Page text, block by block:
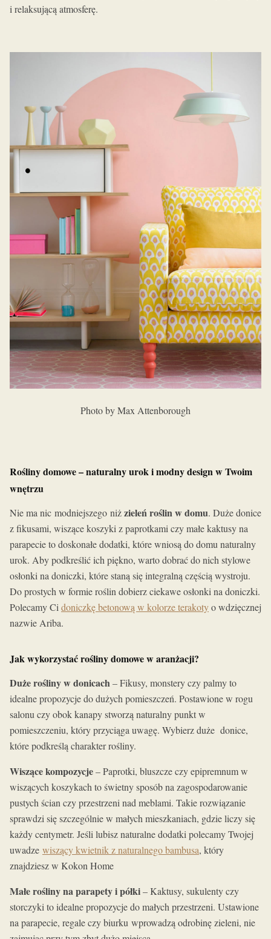
i relaksującą atmosferę.
Photo by Max Attenborough
Rośliny domowe – naturalny urok i modny design w Twoim
wnętrzu
Nie ma nic modniejszego niżzieleń roślin w domu. Duże donice
z fikusami, wiszące koszyki z paprotkami czy małe kaktusy na
parapecie to doskonałe dodatki, które wniosą do domu naturalny
urok. Aby podkreślić ich piękno, warto dobrać do nich stylowe
osłonki na doniczki, które staną się integralną częścią wystroju.
Do prostych w formie roślin dobierz ciekawe osłonki na doniczki.
Polecamy Ci doniczkę betonową w kolorze terakotyo wdzięcznej
nazwie Ariba.
Jak wykorzystać rośliny domowe w aranżacji?
Duże rośliny w donicach– Fikusy, monstery czy palmy to
idealne propozycje do dużych pomieszczeń. Postawione w rogu
salonu czy obok kanapy stworzą naturalny punkt w
pomieszczeniu, który przyciąga uwagę. Wybierz duże donice,
które podkreślą charakter rośliny.
Wiszące kompozycje– Paprotki, bluszcze czy epipremnum w
wiszących koszykach to świetny sposób na zagospodarowanie
pustych ścian czy przestrzeni nad meblami. Takie rozwiązanie
sprawdzi się szczególnie w małych mieszkaniach, gdzie liczy się
każdy centymetr. Jeśli lubisz naturalne dodatki polecamy Twojej
uwadze wiszący kwietnik z naturalnego bambusa, który
znajdziesz w Kokon Home
Małe rośliny na parapety i półki– Kaktusy, sukulenty czy
storczyki to idealne propozycje do małych przestrzeni. Ustawione
na parapecie, regale czy biurku wprowadzą odrobinę zieleni, nie